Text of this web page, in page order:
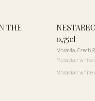
THE
0,75cl
Moravia,Czech
Moravian white
Moravian white